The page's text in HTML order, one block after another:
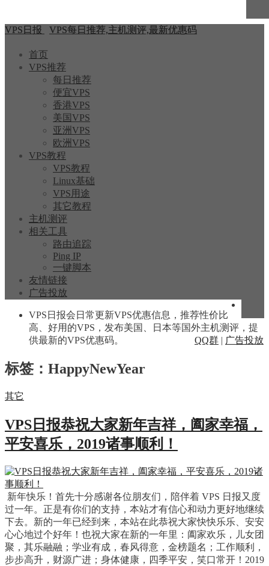
VPS日报 VPS每日推荐,主机测评,最新优惠码
首页
VPS推荐
每日推荐
便宜VPS
香港VPS
美国VPS
亚洲VPS
欧洲VPS
VPS教程
VPS教程
Linux基础
VPS用途
其它教程
主机测评
相关工具
路由追踪
Ping IP
一键脚本
友情链接
广告投放
VPS日报会日常更新VPS优惠信息，推荐性价比
高、好用的VPS，发布美国、日本等国外主机测评，提
供最新的VPS优惠码。
QQ群 | 广告投放
标签：HappyNewYear
其它
VPS日报恭祝大家新年吉祥，阖家幸福，
平安喜乐，2019诸事顺利！
新年快乐！首先十分感谢各位朋友们，陪伴着 VPS 日报又度
过一年。正是有你们的支持，本站才有信心和动力更好地继续
下去。新的一年已经到来，本站在此恭祝大家快快乐乐、安安
心心地过个好年！也祝大家在新的一年里：阖家欢乐，儿女团
聚，其乐融融；学业有成，春风得意，金榜题名；工作顺利，
步步高升，财源广进；身体健康，四季平安，笑口常开！2019